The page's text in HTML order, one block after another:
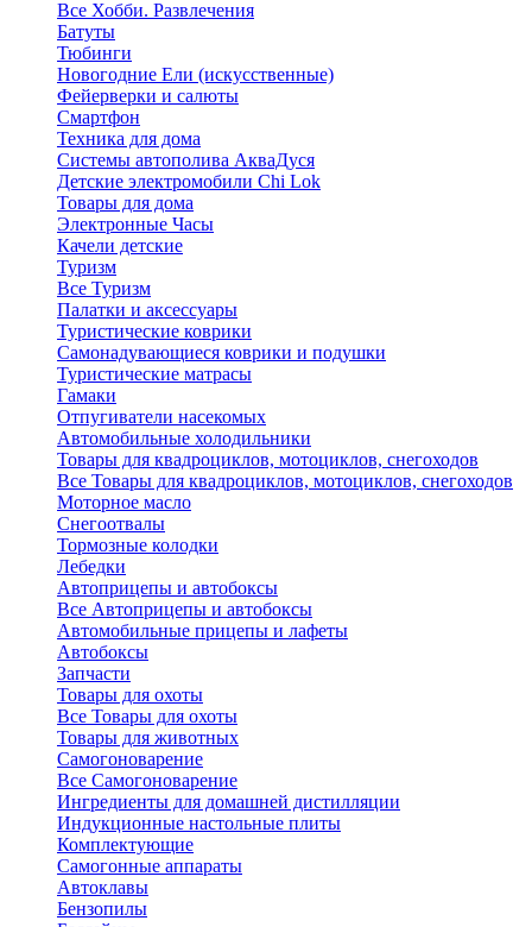
Все Хобби. Развлечения
Батуты
Тюбинги
Новогодние Ели (искусственные)
Фейерверки и салюты
Смартфон
Техника для дома
Системы автополива АкваДуся
Детские электромобили Chi Lok
Товары для дома
Электронные Часы
Качели детские
Туризм
Все Туризм
Палатки и аксессуары
Туристические коврики
Самонадувающиеся коврики и подушки
Туристические матрасы
Гамаки
Отпугиватели насекомых
Автомобильные холодильники
Товары для квадроциклов, мотоциклов, снегоходов
Все Товары для квадроциклов, мотоциклов, снегоходов
Моторное масло
Снегоотвалы
Тормозные колодки
Лебедки
Автоприцепы и автобоксы
Все Автоприцепы и автобоксы
Автомобильные прицепы и лафеты
Автобоксы
Запчасти
Товары для охоты
Все Товары для охоты
Товары для животных
Самогоноварение
Все Самогоноварение
Ингредиенты для домашней дистилляции
Индукционные настольные плиты
Комплектующие
Самогонные аппараты
Автоклавы
Бензопилы